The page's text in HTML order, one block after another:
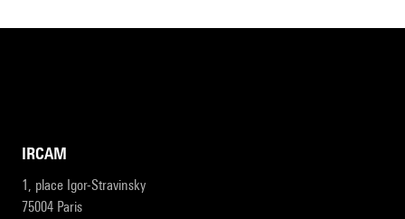
IRCAM
1, place Igor-Stravinsky
75004 Paris